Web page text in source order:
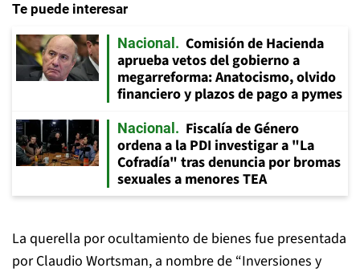
Te puede interesar
Nacional
Comisión de Hacienda
aprueba vetos del gobierno a
megarreforma: Anatocismo, olvido
financiero y plazos de pago a pymes
Nacional
Fiscalía de Género
ordena a la PDI investigar a "La
Cofradía" tras denuncia por bromas
sexuales a menores TEA
La querella por ocultamiento de bienes fue presentada
por Claudio Wortsman, a nombre de “Inversiones y